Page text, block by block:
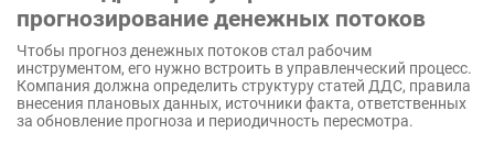
прогнозирование денежных потоков
Чтобы прогноз денежных потоков стал рабочим
инструментом, его нужно встроить в управленческий процесс.
Компания должна определить структуру статей ДДС, правила
внесения плановых данных, источники факта, ответственных
за обновление прогноза и периодичность пересмотра.